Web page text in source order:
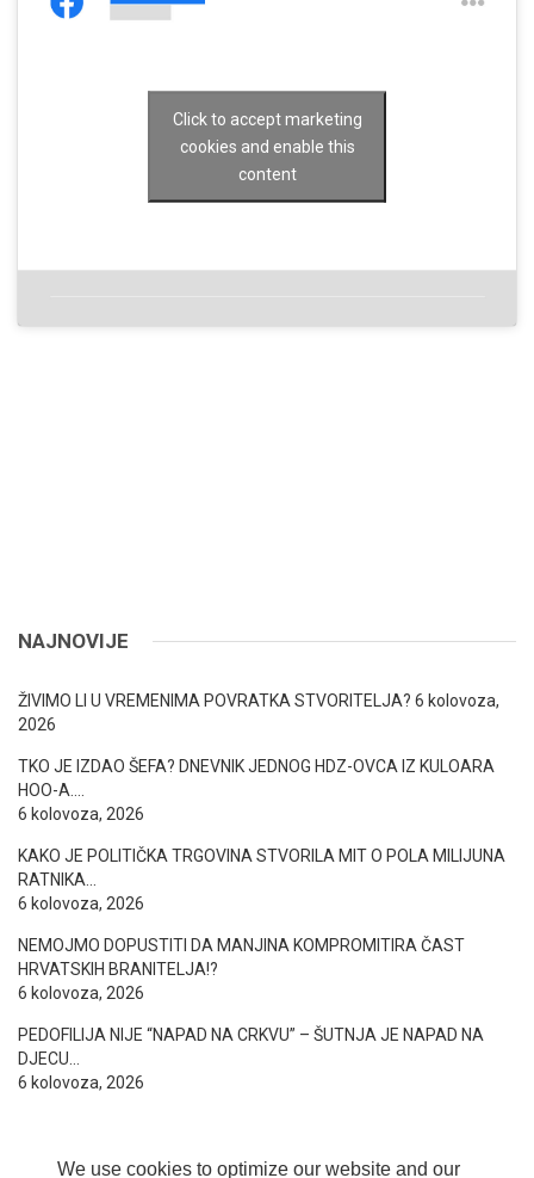
We use cookies to optimize our website and our
Click to accept marketing
cookies and enable this
content
NAJNOVIJE
ŽIVIMO LI U VREMENIMA POVRATKA STVORITELJA? 6 kolovoza,
2026
TKO JE IZDAO ŠEFA? DNEVNIK JEDNOG HDZ-OVCA IZ KULOARA
HOO-A….
6 kolovoza, 2026
KAKO JE POLITIČKA TRGOVINA STVORILA MIT O POLA MILIJUNA
RATNIKA…
6 kolovoza, 2026
NEMOJMO DOPUSTITI DA MANJINA KOMPROMITIRA ČAST
HRVATSKIH BRANITELJA!?
6 kolovoza, 2026
PEDOFILIJA NIJE “NAPAD NA CRKVU” – ŠUTNJA JE NAPAD NA
DJECU…
6 kolovoza, 2026